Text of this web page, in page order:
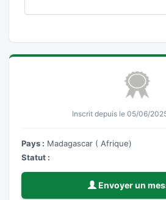
Inscrit depuis le 05/06/
Pays : Madagascar ( Afrique)
Statut :
Envoyer un